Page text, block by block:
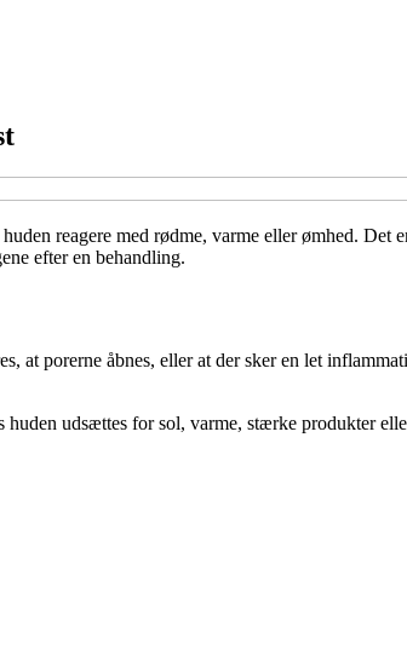
reagere med rødme, varme eller ømhed.
efter en behandling.
porerne åbnes, eller at der sker en let
udsættes for sol, varme, stærke produkter